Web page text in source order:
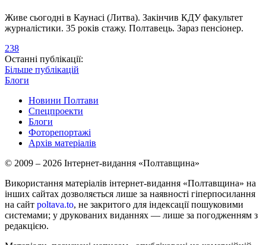
Живе сьогодні в Каунасі (Литва). Закінчив КДУ факультет
журналістики. 35 років стажу. Полтавець. Зараз пенсіонер.
238
Останні публікації:
Більше публікацій
Блоги
Новини Полтави
Спецпроекти
Блоги
Фоторепортажі
Архів матеріалів
© 2009 – 2026 Інтернет-видання «Полтавщина»
Використання матеріалів інтернет-видання «Полтавщина» на
інших сайтах дозволяється лише за наявності гіперпосилання
на сайт poltava.to, не закритого для індексації пошуковими
системами; у друкованих виданнях — лише за погодженням з
редакцією.